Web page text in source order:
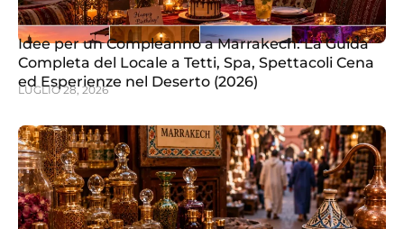
Idee per un Compleanno a Marrakech: La Guida
Completa del Locale a Tetti, Spa, Spettacoli Cena
ed Esperienze nel Deserto (2026)
LUGLIO 28, 2026